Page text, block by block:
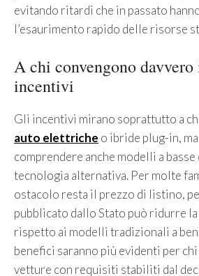
evitando ritardi che in passato
l’esaurimento rapido delle risorse
A chi convengono
incentivi
Gli incentivi mirano soprattutto a
auto elettriche o ibride plug-in,
comprendere anche modelli a
tecnologia alternativa. Per molte
ostacolo resta il prezzo di listino,
pubblicato dallo Stato può ridurre
rispetto ai modelli tradizionali a
benefici saranno più evidenti per
vetture con requisiti stabiliti dal